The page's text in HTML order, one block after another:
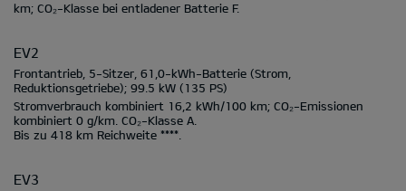
km; CO₂-Klasse bei entladener Batterie F.
EV2
Frontantrieb, 5-Sitzer, 61,0-kWh-Batterie (Strom,
Reduktionsgetriebe); 99.5 kW (135 PS)
Stromverbrauch kombiniert 16,2 kWh/100 km; CO₂-Emissionen
kombiniert 0 g/km. CO₂-Klasse A.
Bis zu 418 km Reichweite ****.
EV3